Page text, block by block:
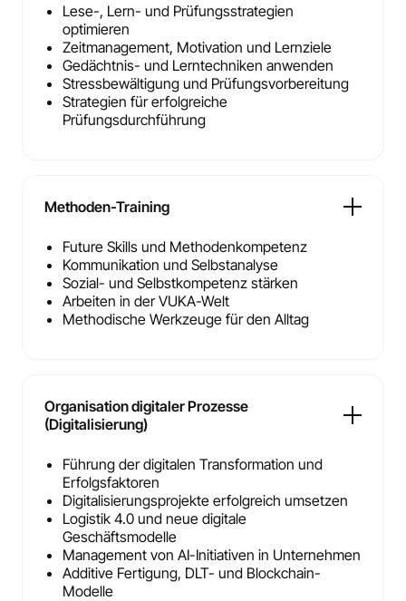
Lese-, Lern- und Prüfungsstrategien
optimieren
Zeitmanagement, Motivation und Lernziele
Gedächtnis- und Lerntechniken anwenden
Stressbewältigung und Prüfungsvorbereitung
Strategien für erfolgreiche
Prüfungsdurchführung
Methoden-Training
Future Skills und Methodenkompetenz
Kommunikation und Selbstanalyse
Sozial- und Selbstkompetenz stärken
Arbeiten in der VUKA-Welt
Methodische Werkzeuge für den Alltag
Organisation digitaler Prozesse
(Digitalisierung)
Führung der digitalen Transformation und
Erfolgsfaktoren
Digitalisierungsprojekte erfolgreich umsetzen
Logistik 4.0 und neue digitale
Geschäftsmodelle
Management von AI-Initiativen in Unternehmen
Additive Fertigung, DLT- und Blockchain-
Modelle